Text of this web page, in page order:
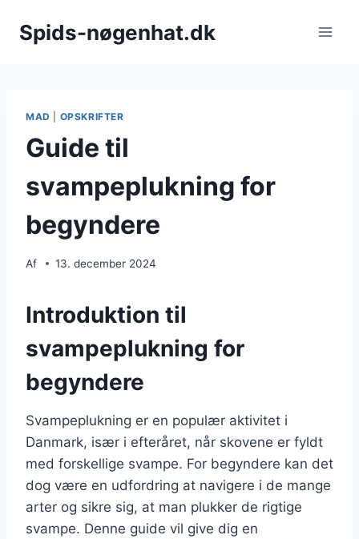
Spids-nøgenhat.dk
MAD OPSKRIFTER
Guide til
svampeplukning for
begyndere
Af 13. december 2024
Introduktion til
svampeplukning for
begyndere
Svampeplukning er en populær aktivitet i
Danmark, især i efteråret, når skovene er fyldt
med forskellige svampe. For begyndere kan det
dog være en udfordring at navigere i de mange
arter og sikre sig, at man plukker de rigtige
svampe. Denne guide vil give dig en